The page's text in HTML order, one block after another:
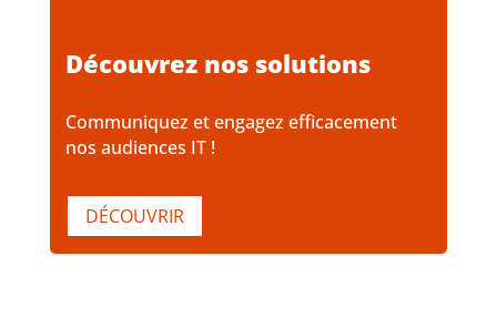
Découvrez nos solutions
Communiquez et engagez efficacement
nos audiences IT !
DÉCOUVRIR